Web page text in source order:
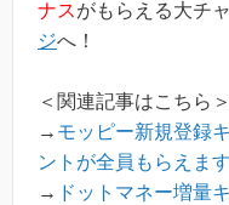
ナスがもらえる大チ
ジへ！
＜関連記事はこちら＞
→ モッピー新規登録
ントが全員もらえます
→ ドットマネー増量